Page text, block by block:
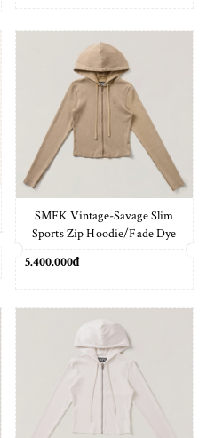
SMFK Vintage-Savage Slim
Sports Zip Hoodie/Fade Dye
5.400.000₫